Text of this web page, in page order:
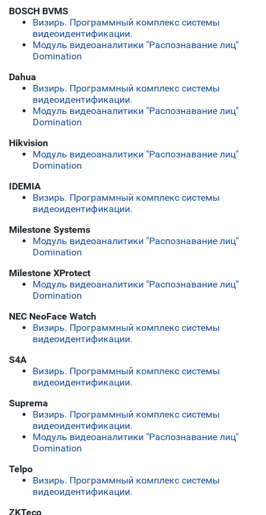
BOSCH BVMS
Визирь. Программный комплекс системы
видеоидентификации.
Модуль видеоаналитики "Распознавание лиц"
Domination
Dahua
Визирь. Программный комплекс системы
видеоидентификации.
Модуль видеоаналитики "Распознавание лиц"
Domination
Hikvision
Модуль видеоаналитики "Распознавание лиц"
Domination
IDEMIA
Визирь. Программный комплекс системы
видеоидентификации.
Milestone Systems
Модуль видеоаналитики "Распознавание лиц"
Domination
Milestone XProtect
Модуль видеоаналитики "Распознавание лиц"
Domination
NEC NeoFace Watch
Визирь. Программный комплекс системы
видеоидентификации.
S4A
Визирь. Программный комплекс системы
видеоидентификации.
Suprema
Визирь. Программный комплекс системы
видеоидентификации.
Модуль видеоаналитики "Распознавание лиц"
Domination
Telpo
Визирь. Программный комплекс системы
видеоидентификации.
ZKTeco